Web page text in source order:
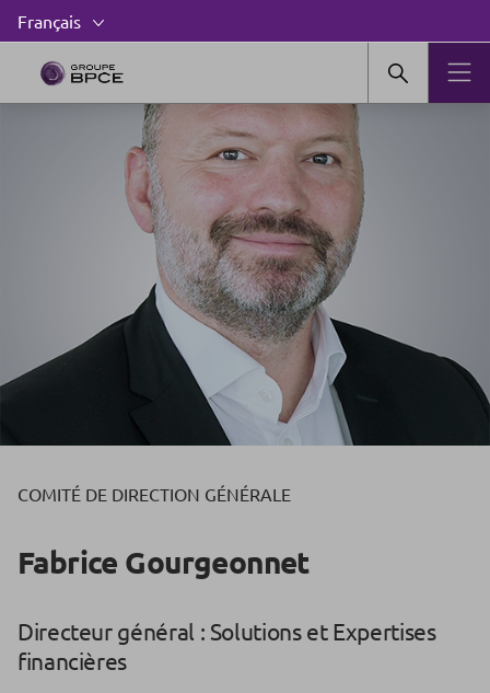
COMITÉ DE DIRECTION GÉNÉRALE
Fabrice Gourgeonnet
Directeur général : Solutions et Expertises
financières